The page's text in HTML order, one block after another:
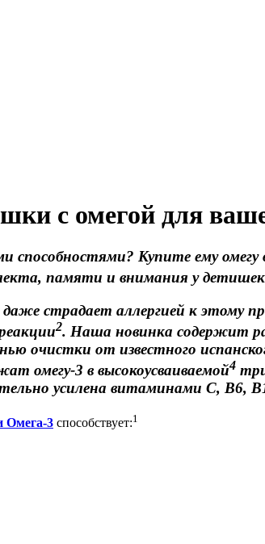
с омегой для
способностями? Купите ему
памяти и внимания у
страдает аллергией к этому
2. Наша новинка содержит
очистки от известного
омегу-3 в высокоусваиваемой4
усилена витаминами С, В6,
3 способствует:1